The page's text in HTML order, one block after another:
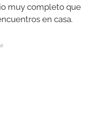
muy completo que
en casa.